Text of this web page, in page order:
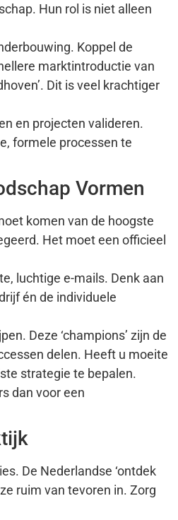
Hun rol is niet alleen
Koppel de
marktintroductie van
Dit is veel krachtiger
en projecten valideren.
formele processen te
Vormen
komen van de hoogste
Het moet een officieel
luchtige e-mails. Denk aan
én de individuele
Deze ‘champions’ zijn de
delen. Heeft u moeite
strategie te bepalen.
dan voor een
De Nederlandse ‘ontdek
ruim van tevoren in. Zorg